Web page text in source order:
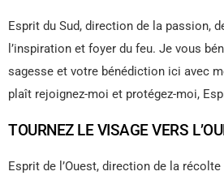
Esprit du Sud, direction de la passion,
l’inspiration et foyer du feu. Je vous
sagesse et votre bénédiction ici avec
plaît rejoignez-moi et protégez-moi,
TOURNEZ LE VISAGE VERS
Esprit de l’Ouest, direction de la récolte